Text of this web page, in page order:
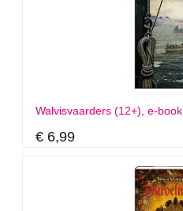
Walvisvaarders (12+), e-book
€ 6,99